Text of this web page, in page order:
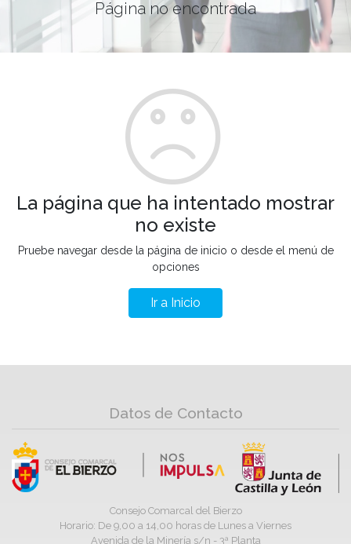
Página no encontrada
La página que ha intentado mostrar
no existe
Pruebe navegar desde la página de inicio o desde el menú de
opciones
Ir a Inicio
Datos de Contacto
Consejo Comarcal del Bierzo
Horario: De 9,00 a 14,00 horas de Lunes a Viernes
Avenida de la Minería s/n - 3ª Planta